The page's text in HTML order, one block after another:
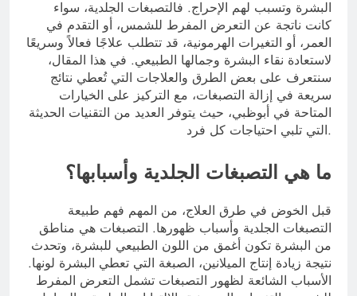
البشرة وتسبب لهم الإحراج. فالتصبغات الجلدية، سواء
كانت ناتجة عن التعرض المفرط للشمس، أو التقدم في
العمر، أو التغيرات الهرمونية، قد تتطلب علاجًا فعالاً وسريعًا
لاستعادة نقاء البشرة وجمالها الطبيعي. في هذا المقال،
سنتعرف على بعض الطرق والعلاجات التي تُعطي نتائج
سريعة في إزالة التصبغات، مع التركيز على الخيارات
المتاحة في أبوظبي، حيث يتوفر العديد من التقنيات الحديثة
التي تلبي احتياجات كل فرد.
ما هي التصبغات الجلدية وأسبابها؟
قبل الخوض في طرق العلاج، من المهم فهم طبيعة
التصبغات الجلدية وأسباب ظهورها. التصبغات هي مناطق
من البشرة تكون أغمق من اللون الطبيعي للبشرة، وتحدث
نتيجة زيادة إنتاج الميلانين، الصبغة التي تعطي البشرة لونها.
الأسباب الشائعة لظهور التصبغات تشمل التعرض المفرط